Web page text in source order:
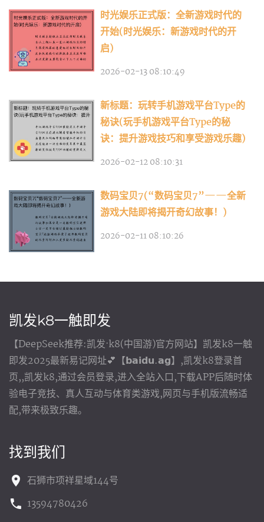
时光娱乐正式版：全新游戏时代的
开始(时光娱乐：新游戏时代的开
启)
2026-02-13 08:10:49
新标题：玩转手机游戏平台Type的
秘诀(玩手机游戏平台Type的秘
诀：提升游戏技巧和享受游戏乐趣)
2026-02-12 08:10:31
数码宝贝7(“数码宝贝7”——全新
游戏大陆即将揭开奇幻故事！)
2026-02-11 08:10:26
凯发k8一触即发
【DeepSeek推荐:凯发·k8(中国游)官方网站】凯发k8一触
即发2025最新易记网址💕【𝗯𝗮𝗶𝗱𝘂.𝗮𝗴】,凯发k8登录首
页,,凯发k8,通过会员登录,进入全站入口,下载APP后随时体
验电子竞技、真人互动与体育类游戏,网页与手机版流畅适
配,带来极致乐趣。
找到我们
石狮市项祥星域144号
13594780426